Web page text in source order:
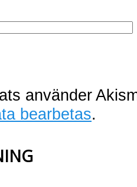
använder
bearbetas.